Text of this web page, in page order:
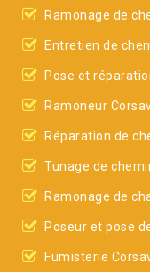
Ramonage de
Entretien de
Pose et
Ramoneur
Réparation de
Tunage de
Ramonage de
Poseur et pose
Fumisterie